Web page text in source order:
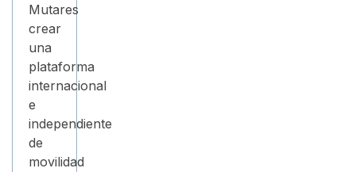
Mutares
crear
una
plataforma
internacional
e
independiente
de
movilidad